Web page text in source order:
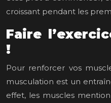
croissant pendant les
Faire
!
Pour renforcer vos
musculation est un
effet, les muscles